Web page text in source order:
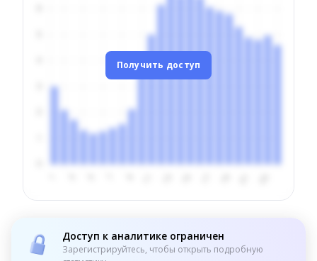
Получить доступ
Доступ к аналитике ограничен
Зарегистрируйтесь, чтобы открыть подробную